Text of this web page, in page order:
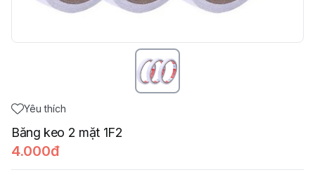
Yêu thích
Băng keo 2 mặt 1F2
4.000đ